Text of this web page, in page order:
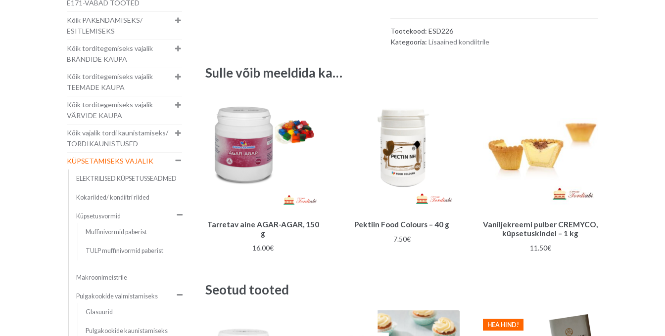
Colours
-
n
Tootekood: ESD226
Kategooria: Lisaained kondiitrile
Sulle võib meeldida ka…
Tarretav aine AGAR-AGAR, 150
g
16.00€
Pektiin Food Colours – 40 g
7.50€
Vaniljekreemi pulber CREMYCO,
küpsetuskindel – 1 kg
11.50€
Seotud tooted
HEA HIND!
E171-VABAD TOOTED
Kõik PAKENDAMISEKS/
ESITLEMISEKS
Kõik torditegemiseks vajalik
BRÄNDIDE KAUPA
Kõik torditegemiseks vajalik
TEEMADE KAUPA
Kõik torditegemiseks vajalik
VÄRVIDE KAUPA
Kõik vajalik tordi kaunistamiseks/
TORDIKAUNISTUSED
KÜPSETAMISEKS VAJALIK
ELEKTRILISED KÜPSETUSSEADMED
Kokariided/ kondiitri riided
Küpsetusvormid
Muffinivormid paberist
TULP muffinivormid paberist
Makroonimeistrile
Pulgakookide valmistamiseks
Glasuurid
Pulgakookide kaunistamiseks